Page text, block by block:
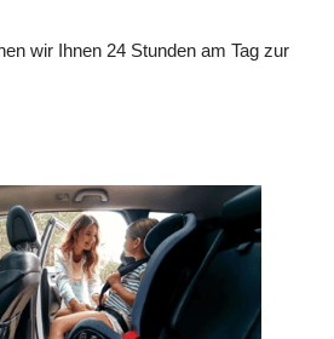
wir Ihnen 24 Stunden am Tag zur